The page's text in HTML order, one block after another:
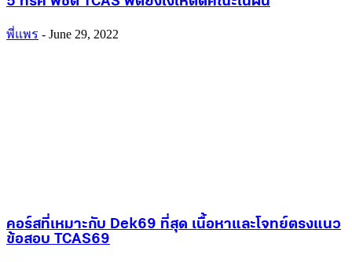
พี่แพร - June 29, 2022
คอร์สที่เหมาะกับ Dek69 ที่สุด เนื้อหาและโจทย์ตรงแนว
ข้อสอบ TCAS69